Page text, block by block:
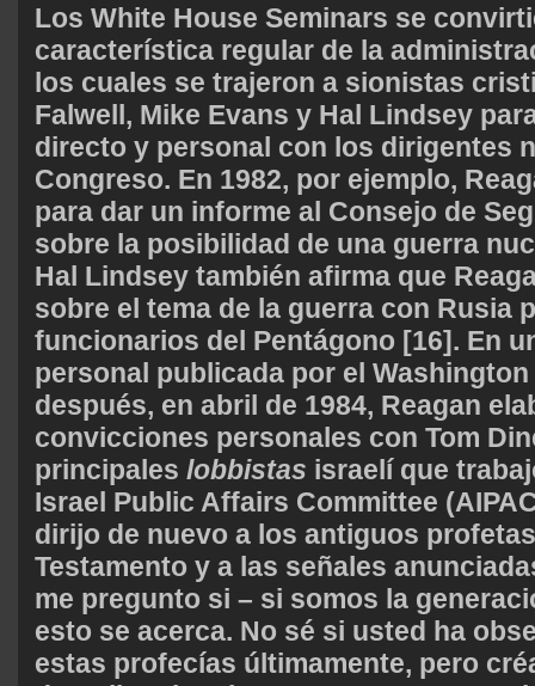
Los White House Seminars se
característica regular de la
los cuales se trajeron a sionistas
Falwell, Mike Evans y Hal Lindsey
directo y personal con los dirigentes
Congreso. En 1982, por ejemplo,
para dar un informe al Consejo de
sobre la posibilidad de una guerra
Hal Lindsey también afirma que
sobre el tema de la guerra con Rusia
funcionarios del Pentágono [16]. En
personal publicada por el
después, en abril de 1984, Reagan
convicciones personales con Tom
principales lobbistas israelí que
Israel Public Affairs Committee
dirijo de nuevo a los antiguos
Testamento y a las señales
me pregunto si – si somos la
esto se acerca. No sé si usted ha
estas profecías últimamente, pero